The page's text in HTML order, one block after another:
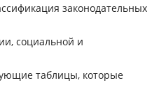
законодательных
социальной и
таблицы, которые